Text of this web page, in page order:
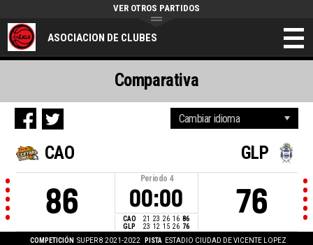
ASOCIACION DE CLUBES
VER OTROS PARTIDOS
CAO
86
Periodo 4
00:00
CAO 21 23 26 16 86
GLP
23 12 15 26 76
GLP
76
COMPETICIÓN SUPER 8 2021-2022 PISTA
ESTADIO CIUDAD DE VICENTE LOPEZ
Comparativa